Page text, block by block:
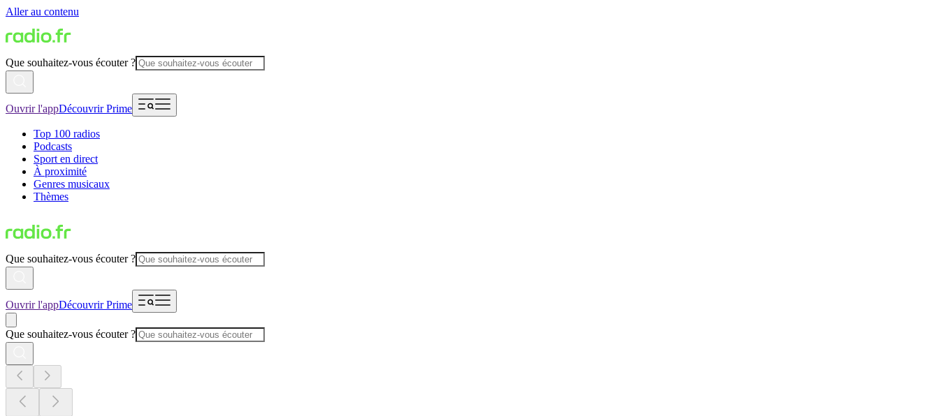
Aller au contenu
Que souhaitez-vous écouter ?
Ouvrir l'appDécouvrir Prime
Top 100 radios
Podcasts
Sport en direct
À proximité
Genres musicaux
Thèmes
Que souhaitez-vous écouter ?
Ouvrir l'appDécouvrir Prime
Que souhaitez-vous écouter ?